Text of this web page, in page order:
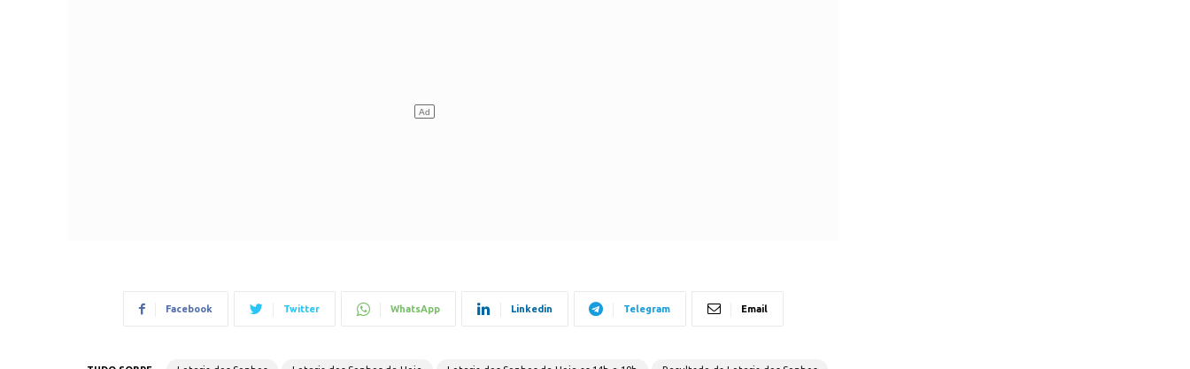
Facebook Twitter WhatsApp Linkedin Telegram Email